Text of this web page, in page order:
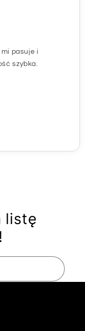
pasuje i
szybka.
listę